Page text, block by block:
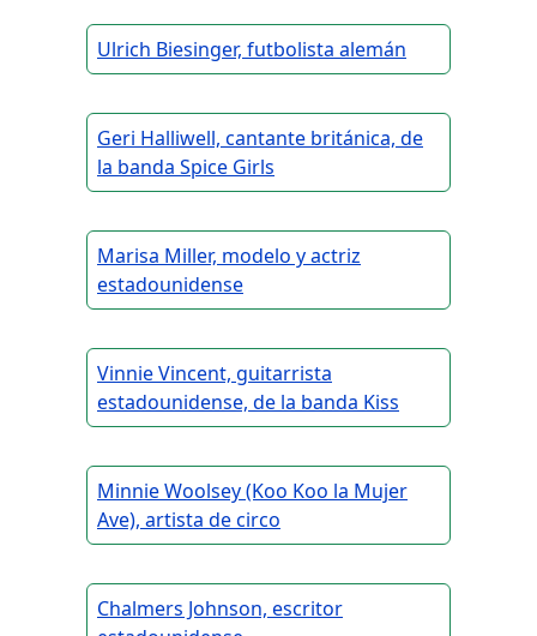
Ulrich Biesinger, futbolista alemán
Geri Halliwell, cantante británica, de
la banda Spice Girls
Marisa Miller, modelo y actriz
estadounidense
Vinnie Vincent, guitarrista
estadounidense, de la banda Kiss
Minnie Woolsey (Koo Koo la Mujer
Ave), artista de circo
Chalmers Johnson, escritor